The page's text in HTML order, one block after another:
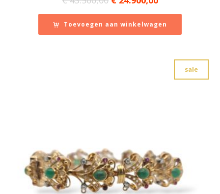
prijs
was:
€ 43.500,00.
prijs
is:
€ 24.900,00.
Toevoegen aan winkelwagen
sale